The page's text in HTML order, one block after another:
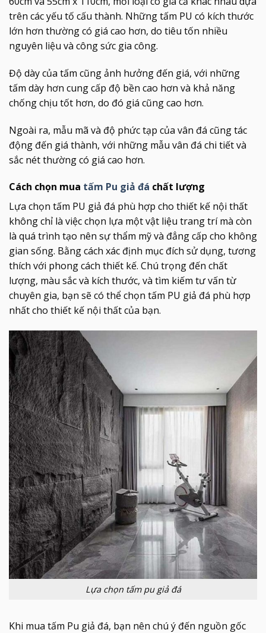
trên các yếu tố cấu thành. Những tấm PU có kích thước
lớn hơn thường có giá cao hơn, do tiêu tốn nhiều
nguyên liệu và công sức gia công.
Độ dày của tấm cũng ảnh hưởng đến giá, với những
tấm dày hơn cung cấp độ bền cao hơn và khả năng
chống chịu tốt hơn, do đó giá cũng cao hơn.
Ngoài ra, mẫu mã và độ phức tạp của vân đá cũng tác
động đến giá thành, với những mẫu vân đá chi tiết và
sắc nét thường có giá cao hơn.
Cách chọn mua tấm Pu giả đá chất lượng
Lựa chọn tấm PU giả đá phù hợp cho thiết kế nội thất
không chỉ là việc chọn lựa một vật liệu trang trí mà còn
là quá trình tạo nên sự thẩm mỹ và đẳng cấp cho không
gian sống. Bằng cách xác định mục đích sử dụng, tương
thích với phong cách thiết kế. Chú trọng đến chất
lượng, màu sắc và kích thước, và tìm kiếm tư vấn từ
chuyên gia, bạn sẽ có thể chọn tấm PU giả đá phù hợp
nhất cho thiết kế nội thất của bạn.
Lựa chọn tấm pu giả đá
Khi mua tấm Pu giả đá, bạn nên chú ý đến nguồn gốc